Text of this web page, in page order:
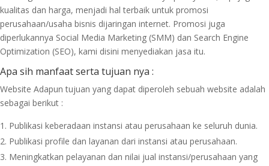
kualitas dan harga, menjadi hal terbaik untuk promosi
perusahaan/usaha bisnis dijaringan internet. Promosi juga
diperlukannya Social Media Marketing (SMM) dan Search Engine
Optimization (SEO), kami disini menyediakan jasa itu.
Apa sih manfaat serta tujuan nya :
Website Adapun tujuan yang dapat diperoleh sebuah website adalah
sebagai berikut :
Publikasi keberadaan instansi atau perusahaan ke seluruh dunia.
Publikasi profile dan layanan dari instansi atau perusahaan.
Meningkatkan pelayanan dan nilai jual instansi/perusahaan yang